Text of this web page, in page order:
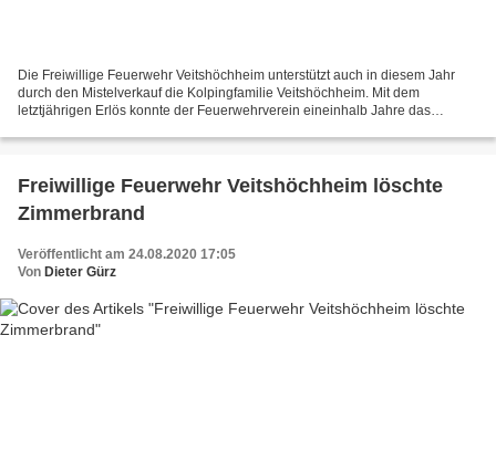
Die Freiwillige Feuerwehr Veitshöchheim unterstützt auch in diesem Jahr
durch den Mistelverkauf die Kolpingfamilie Veitshöchheim. Mit dem
letztjährigen Erlös konnte der Feuerwehrverein eineinhalb Jahre das
Freiwillige Feuerwehr Veitshöchheim löschte
Zimmerbrand
Veröffentlicht am 24.08.2020 17:05
Von Dieter Gürz